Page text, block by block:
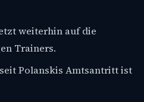
weiterhin auf die
Trainers.
Polanskis Amtsantritt ist